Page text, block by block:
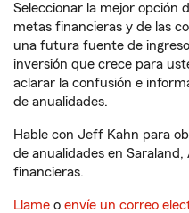
Seleccionar la mejor opción
metas financieras y de las
una futura fuente de
inversión que crece para
aclarar la confusión e
de anualidades.
Hable con Jeff Kahn para
de anualidades en
financieras.
Llame o envíe un correo